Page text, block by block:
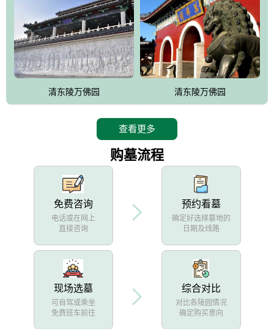
区建设中寻求陵园建设与景区建设的有机融合，充分发挥独一无二
的地形优势，打造现代艺术园林，建设旅游景观、寺庙、酒店等综
合服务设施，服务于陵园经营，使企业的多元化经营项目相互依
托、相互促进，园区绿化覆盖率达90%。
设计建造各种墓地墓位3万个；主体建筑金宝塔，墓位容量8万个，
能适应不同消费阶层的需求，为客户提供墓碑设计制作服务、特色
清东陵万佛园 清东陵万佛园
查看更多
购墓流程
免费咨询
电话或在网上
直接咨询
预约看墓
确定好选择墓地的
日期及线路
现场选墓
可自驾或乘坐
免费班车前往
综合对比
对比各陵园情况
确定购买意向